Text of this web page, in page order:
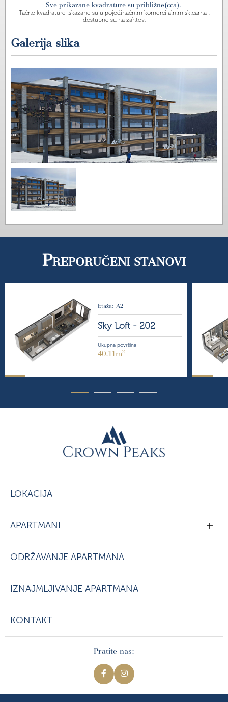
Sve prikazane kvadrature su približne(cca).
Tačne kvadrature iskazane su u pojedinačnim komercijalnim skicama i
dostupne su na zahtev.
Galerija slika
PREPORUČENI STANOVI
Etaža: A2
Sky Loft - 202
Ukupna površina:
40.11m2
LOKACIJA
APARTMANI
ODRŽAVANJE APARTMANA
IZNAJMLJIVANJE APARTMANA
KONTAKT
Pratite nas: